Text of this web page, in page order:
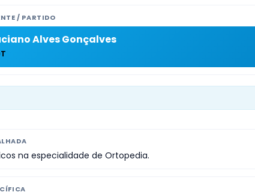
/ PARTIDO
Alves Gonçalves
na especialidade de Ortopedia.